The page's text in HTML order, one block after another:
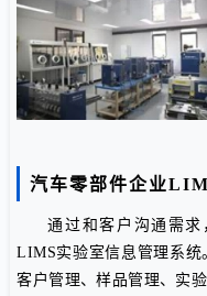
汽车零部件企业
通过和客户沟通需
LIMS实验室信息管理系统
客户管理、样品管理、实